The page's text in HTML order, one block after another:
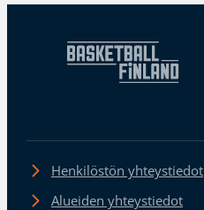
Henkilöstön yhteystiedot
Alueiden yhteystiedot